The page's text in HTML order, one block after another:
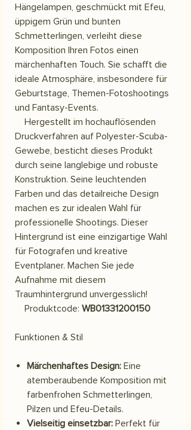
Hängelampen, geschmückt mit Efeu,
üppigem Grün und bunten
Schmetterlingen, verleiht diese
Komposition Ihren Fotos einen
märchenhaften Touch. Sie schafft die
ideale Atmosphäre, insbesondere für
Geburtstage, Themen-Fotoshootings
und Fantasy-Events.
Hergestellt im hochauflösenden
Druckverfahren auf Polyester-Scuba-
Gewebe, besticht dieses Produkt
durch seine langlebige und robuste
Konstruktion. Seine leuchtenden
Farben und das detailreiche Design
machen es zur idealen Wahl für
professionelle Shootings. Dieser
Hintergrund ist eine einzigartige Wahl
für Fotografen und kreative
Eventplaner. Machen Sie jede
Aufnahme mit diesem
Traumhintergrund unvergesslich!
Produktcode: WB01331200150
Funktionen & Stil
Märchenhaftes Design: Eine
atemberaubende Komposition mit
farbenfrohen Schmetterlingen,
Pilzen und Efeu-Details.
Vielseitig einsetzbar: Perfekt für